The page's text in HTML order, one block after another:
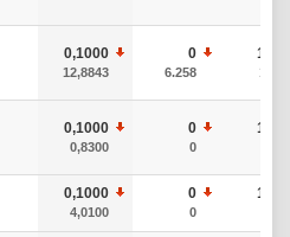
0,1000
12,8843
0
6.258
10
10
0,1000
0,8300
0
0
10
0,1000
4,0100
0
0
10